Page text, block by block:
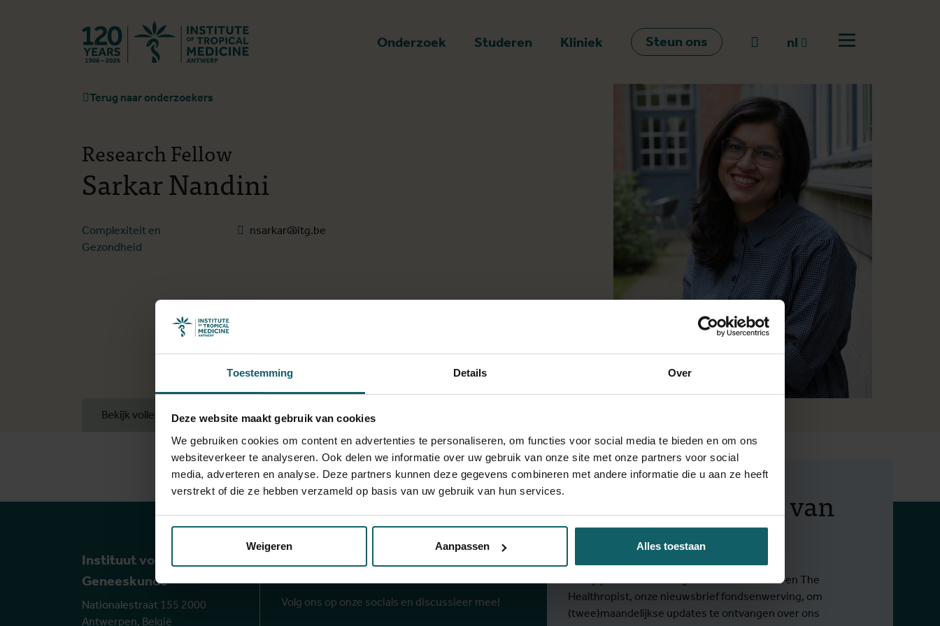
Toestemming Details Over
Deze website maakt gebruik van cookies
We gebruiken cookies om content en advertenties te personaliseren, om functies voor social media te bieden en om ons
websiteverkeer te analyseren. Ook delen we informatie over uw gebruik van onze site met onze partners voor social
media, adverteren en analyse. Deze partners kunnen deze gegevens combineren met andere informatie die u aan ze heeft
verstrekt of die ze hebben verzameld op basis van uw gebruik van hun services.
Weigeren Aanpassen Alles toestaan
Onderzoek Studeren Kliniek Steun ons Naar zoeken
nl
fr
Open menu
Terug naar onderzoekers
Sarkar Nandini
Research Fellow
Complexiteit en
Gezondheid
nsarkar@itg.be
Bekijk volledige lijst van publicaties View full fingerprint
Instituut voor Tropische
Geneeskunde
Nationalestraat 155 2000
Antwerpen, België
Onze socials
Volg ons op onze socials en discussieer mee!
Blijf op de hoogte van
onze activiteiten
Schrijf je in voor onze algemene nieuwsbrief en The
Healthropist, onze nieuwsbrief fondsenwerving, om
(twee)maandelijkse updates te ontvangen over ons